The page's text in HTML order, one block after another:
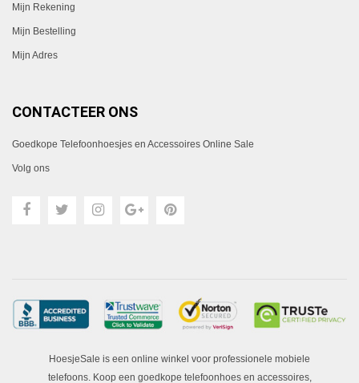
Mijn Rekening
Mijn Bestelling
Mijn Adres
CONTACTEER ONS
Goedkope Telefoonhoesjes en Accessoires Online Sale
Volg ons
HoesjeSale is een online winkel voor professionele mobiele
telefoons. Koop een goedkope telefoonhoes en accessoires,